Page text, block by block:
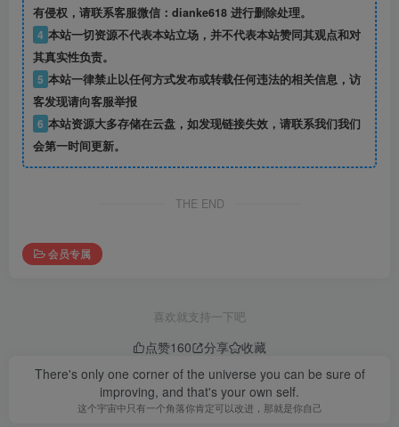
有侵权，请联系客服微信：dianke618 进行删除处理。
4 本站一切资源不代表本站立场，并不代表本站赞同其观点和对
其真实性负责。
5 本站一律禁止以任何方式发布或转载任何违法的相关信息，访
客发现请向客服举报
6 本站资源大多存储在云盘，如发现链接失效，请联系我们我们
会第一时间更新。
THE END
会员专属
喜欢就支持一下吧
点赞160 分享
收藏
There's only one corner of the universe you can be sure of
improving, and that's your own self.
这个宇宙中只有一个角落你肯定可以改进，那就是你自己